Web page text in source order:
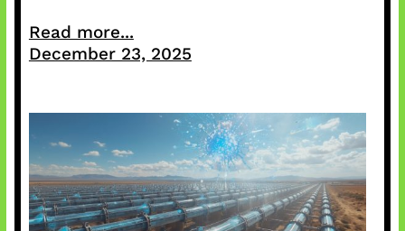
Read more...
December 23, 2025